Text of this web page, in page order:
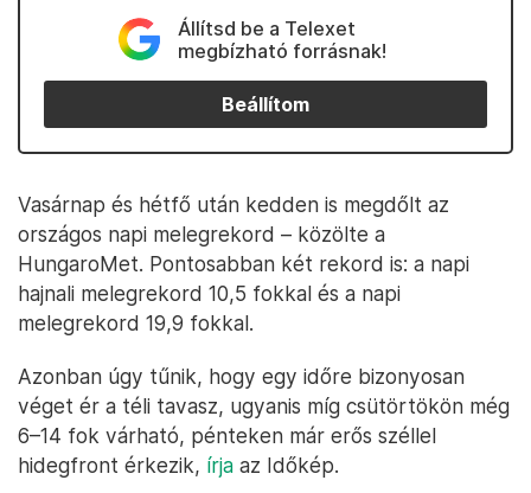
Állítsd be a Telexet
megbízható forrásnak!
Beállítom
Vasárnap és hétfő után kedden is megdőlt az
országos napi melegrekord – közölte a
HungaroMet. Pontosabban két rekord is: a napi
hajnali melegrekord 10,5 fokkal és a napi
melegrekord 19,9 fokkal.
Azonban úgy tűnik, hogy egy időre bizonyosan
véget ér a téli tavasz, ugyanis míg csütörtökön még
6–14 fok várható, pénteken már erős széllel
hidegfront érkezik, írja az Időkép.